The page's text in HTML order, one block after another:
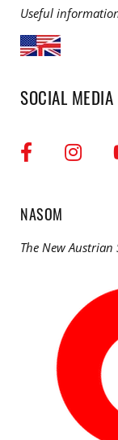
Useful
SOCIAL MEDIA
NASOM
The New